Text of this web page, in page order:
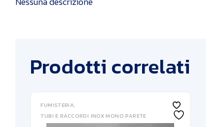
Prodotti correlati
FUMISTERIA
TUBI E RACCORDI INOX MONO PARETE